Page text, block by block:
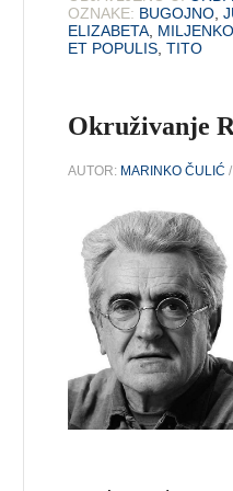
OZNAKE: BUGOJNO,
ELIZABETA,
ET POPULIS,TITO
Okruživanje
AUTOR: MARINKO ČULIĆ